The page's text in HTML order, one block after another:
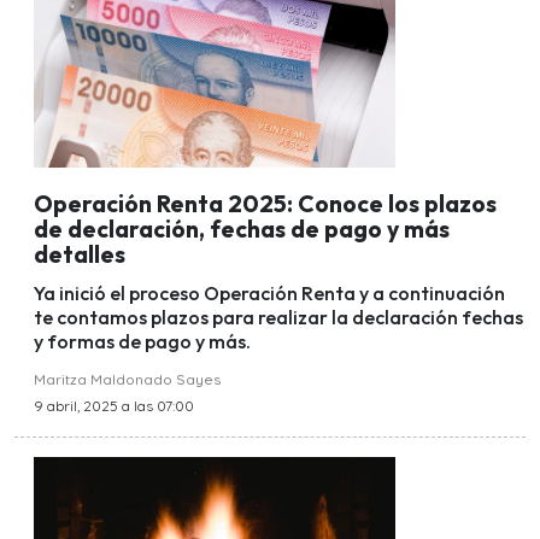
Operación Renta 2025: Conoce los plazos
de declaración, fechas de pago y más
detalles
Ya inició el proceso Operación Renta y a continuación
te contamos plazos para realizar la declaración fechas
y formas de pago y más.
Maritza Maldonado Sayes
9 abril, 2025 a las 07:00